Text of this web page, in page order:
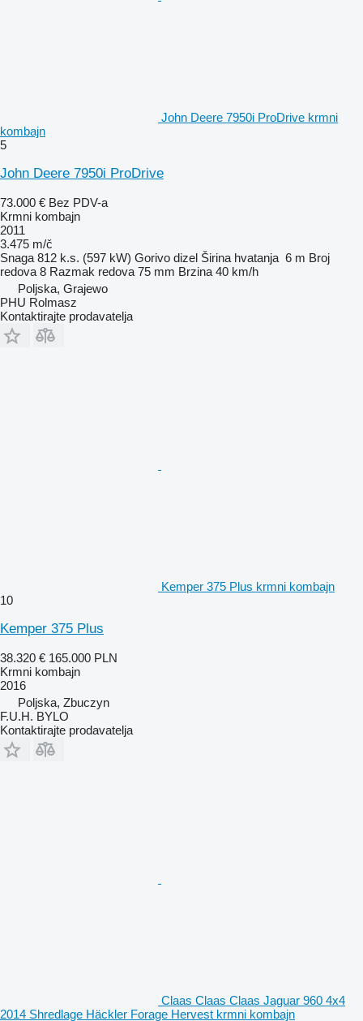
John Deere 7950i ProDrive krmni
kombajn
5
John Deere 7950i ProDrive
73.000 € Bez PDV-a
Krmni kombajn
2011
3.475 m/č
Snaga 812 k.s. (597 kW) Gorivo dizel Širina hvatanja 6 m Broj
redova 8 Razmak redova 75 mm Brzina 40 km/h
Poljska, Grajewo
PHU Rolmasz
Kontaktirajte prodavatelja
Kemper 375 Plus krmni kombajn
10
Kemper 375 Plus
38.320 € 165.000 PLN
Krmni kombajn
2016
Poljska, Zbuczyn
F.U.H. BYLO
Kontaktirajte prodavatelja
Claas Claas Claas Jaguar 960 4x4
2014 Shredlage Häckler Forage Hervest krmni kombajn